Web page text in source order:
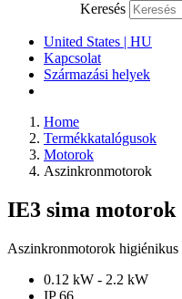
Keresés
United States | HU
Kapcsolat
Származási helyek
Home
Termékkatalógusok
Motorok
Aszinkronmotorok
IE3 sima motorok
Aszinkronmotorok higiénikus
0.12 kW - 2.2 kW
IP 66